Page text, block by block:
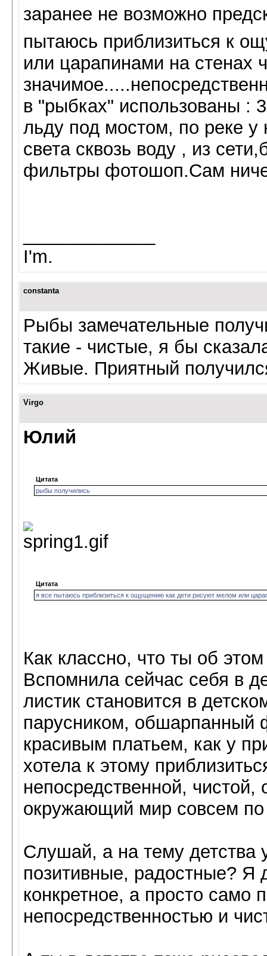
заранее не возможно
пытаюсь приблизиться к
или царапинами на стенах
в "рыбках" использованы :
льду под мостом, по реке
света сквозь воду , из
фильтры фотошоп.Сам
I'm.
constanta
Рыбы замечательные
такие - чистые, я бы
Живые. Приятный
Virgo
Юлий
Цитата
рыбы получились
Цитата
я все пытаюсь приблизиться к ощущению как дети рисуют мелом или
Как классно, что ты об
Вспомнила сейчас себя в
листик становится в
парусником, обшарпанный
красивым платьем, как у
хотела к этому
непосредственной, чистой,
окружающий мир совсем по
Слушай, а на тему детства
позитивные, радостные? Я
конкретное, а просто само
непосредственностью и